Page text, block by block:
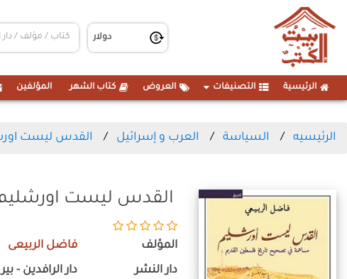
الرئيسية التصنيفات العروض كتاب الشهر المؤلفين
الرئيسيه السياسة العرب و إسرائيل القدس ليست
القدس ليست
المؤلف فاضل الربيعى
دار النشر دار الرافدين -